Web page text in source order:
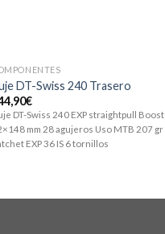
DT-Swiss 240 Trasero
€
DT-Swiss 240 EXP straightpull Boost
mm 28 agujeros Uso MTB 207 gr
EXP 36 IS 6 tornillos